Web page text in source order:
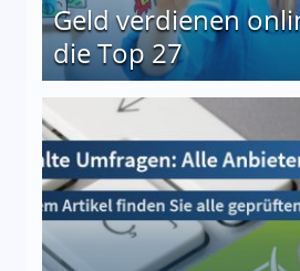
Geld verdienen
die Top 27